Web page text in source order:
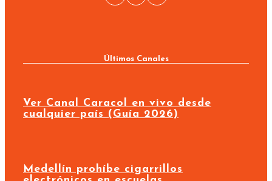
Últimos Canales
Ver Canal Caracol en vivo desde
cualquier país (Guía 2026)
Medellín prohíbe cigarrillos